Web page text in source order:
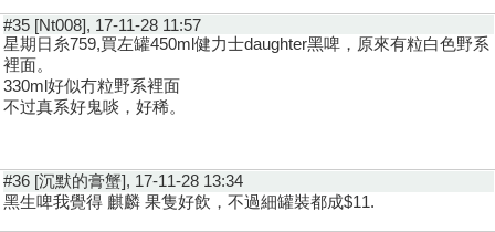
#35 [Nt008], 17-11-28 11:57
星期日糸759,買左罐450ml健力士daughter黑啤，原來有粒白色野系
裡面。
330ml好似冇粒野系裡面
不过真系好鬼啖，好稀。
#36 [沉默的膏蟹], 17-11-28 13:34
黑生啤我覺得 麒麟 果隻好飲，不過細罐裝都成$11.